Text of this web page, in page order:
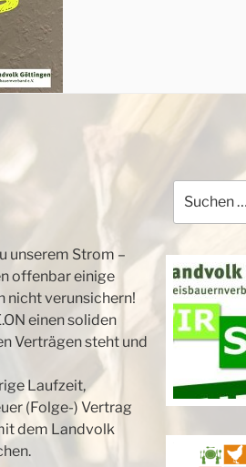
unserem Strom –
offenbar einige
nicht verunsichern!
einen soliden
Verträgen steht und
Laufzeit,
(Folge-) Vertrag
dem Landvolk
nach: